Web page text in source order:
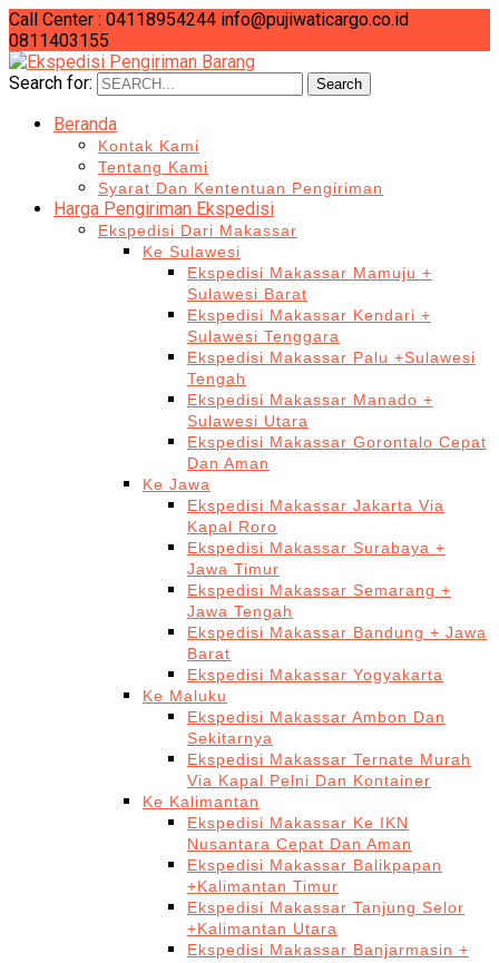
Call Center : 04118954244 info@pujiwaticargo.co.id
0811403155
Search for:
Search
Beranda
Kontak Kami
Tentang Kami
Syarat Dan Kententuan Pengiriman
Harga Pengiriman Ekspedisi
Ekspedisi Dari Makassar
Ke Sulawesi
Ekspedisi Makassar Mamuju +
Sulawesi Barat
Ekspedisi Makassar Kendari +
Sulawesi Tenggara
Ekspedisi Makassar Palu +Sulawesi
Tengah
Ekspedisi Makassar Manado +
Sulawesi Utara
Ekspedisi Makassar Gorontalo Cepat
Dan Aman
Ke Jawa
Ekspedisi Makassar Jakarta Via
Kapal Roro
Ekspedisi Makassar Surabaya +
Jawa Timur
Ekspedisi Makassar Semarang +
Jawa Tengah
Ekspedisi Makassar Bandung + Jawa
Barat
Ekspedisi Makassar Yogyakarta
Ke Maluku
Ekspedisi Makassar Ambon Dan
Sekitarnya
Ekspedisi Makassar Ternate Murah
Via Kapal Pelni Dan Kontainer
Ke Kalimantan
Ekspedisi Makassar Ke IKN
Nusantara Cepat Dan Aman
Ekspedisi Makassar Balikpapan
+Kalimantan Timur
Ekspedisi Makassar Tanjung Selor
+Kalimantan Utara
Ekspedisi Makassar Banjarmasin +